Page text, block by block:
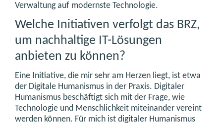
Verwaltung auf modernste Technologie.
Welche Initiativen verfolgt das BRZ,
um nachhaltige IT-Lösungen
anbieten zu können?
Eine Initiative, die mir sehr am Herzen liegt, ist etwa
der Digitale Humanismus in der Praxis. Digitaler
Humanismus beschäftigt sich mit der Frage, wie
Technologie und Menschlichkeit miteinander vereint
werden können. Für mich ist digitaler Humanismus